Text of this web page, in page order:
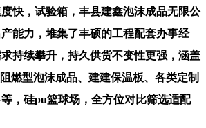
快，试验箱，丰县建鑫泡沫成品无限公
能力，堆集了丰硕的工程配套办事经
持续攀升，持久供货不变性更强，涵盖
燃型泡沫成品、建建保温板、各类定制
，硅pu篮球场，全方位对比筛选适配